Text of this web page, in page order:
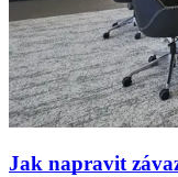
Jak napravit